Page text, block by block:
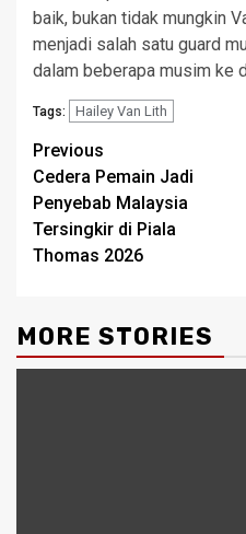
baik, bukan tidak mungkin
menjadi salah satu guard
dalam beberapa musim ke
Tags: Hailey Van Lith
Post
navigation
Previous
Cedera Pemain Jadi
Penyebab Malaysia
Tersingkir di Piala
Thomas 2026
MORE STORIES